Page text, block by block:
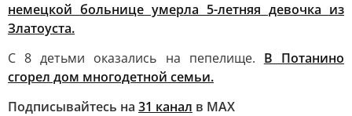
немецкой больнице умерла 5-летняя девочка из
Златоуста.
С 8 детьми оказались на пепелище. В Потанино
сгорел дом многодетной семьи.
Подписывайтесь на 31 канал в МАХ